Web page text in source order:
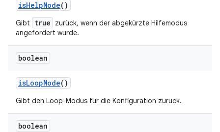
isHelpMode()
Gibt true
zurück, wenn der abgekürzte Hilfemodus
angefordert wurde.
boolean
isLoopMode()
Gibt den Loop-Modus für die Konfiguration zurück.
boolean